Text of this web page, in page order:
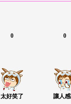
0
太好笑了
0
讓人